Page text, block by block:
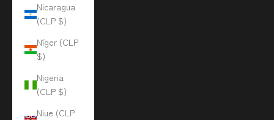
Nicaragua
(CLP $)
Níger (CLP
$)
Nigeria
(CLP $)
Niue (CLP